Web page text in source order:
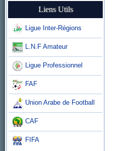
Liens Utils
Ligue Inter-Régions
L.N.F Amateur
Ligue Professionnel
FAF
Union Arabe de Football
CAF
FIFA